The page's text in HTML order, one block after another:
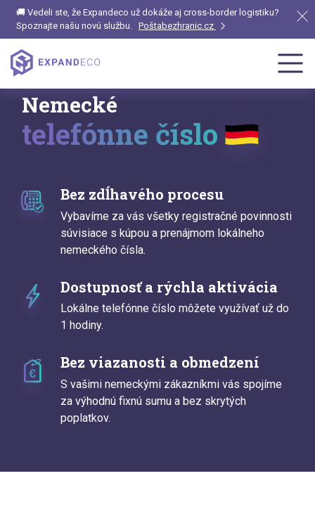
🚚 Vedeli ste, že Expandeco už dokáže aj cross-border logistiku?
Spoznajte našu novú službu. Poštabezhranic.cz
Nemecké
telefónne číslo
Bez zdĺhavého procesu
Vybavíme za vás všetky registračné povinnosti
súvisiace s kúpou a prenájmom lokálneho
nemeckého čísla.
Dostupnosť a rýchla aktivácia
Lokálne telefónne číslo môžete využívať už do
1 hodiny.
Bez viazanosti a obmedzení
S vašimi nemeckými zákazníkmi vás spojíme
za výhodnú fixnú sumu a bez skrytých
poplatkov.